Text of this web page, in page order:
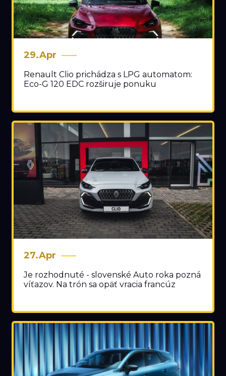
29.Apr
Renault Clio prichádza s LPG automatom:
Eco-G 120 EDC rozširuje ponuku
27.Apr
Je rozhodnuté - slovenské Auto roka pozná
víťazov. Na trón sa opäť vracia francúz